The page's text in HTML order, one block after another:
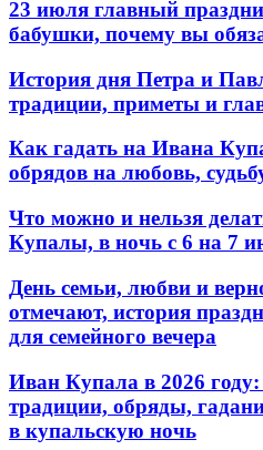
23 июля главный
бабушки, почему вы
История дня Петра и
традиции, приметы и
Как гадать на Ивана
обрядов на любовь,
Что можно и нельзя
Купалы, в ночь с 6 на 7
День семьи, любви и
отмечают, история
для семейного вечера
Иван Купала в 2026
традиции, обряды,
в купальскую ночь